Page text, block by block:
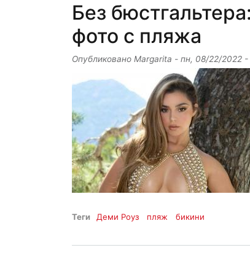
Без
фото с пляжа
Опубликовано Margarita - пн, 08/22/2022
Теги Деми Роуз пляж бикини